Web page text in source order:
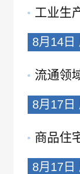
工业生
8月14日
流通领
8月17日
商品住
8月17日